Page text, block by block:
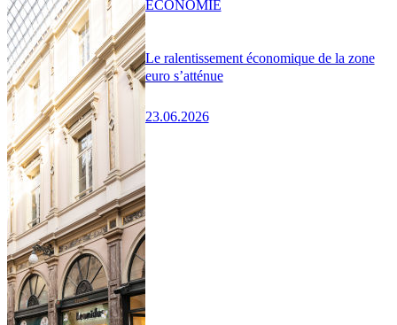
Le ralentissement économique de la zone
euro s’atténue
23.06.2026
ÉCONOMIE